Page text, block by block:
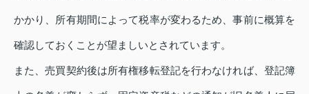
かかり、所有期間によって税率が変わるため、事前に概算を
確認しておくことが望ましいとされています。
また、売買契約後は所有権移転登記を行わなければ、登記簿